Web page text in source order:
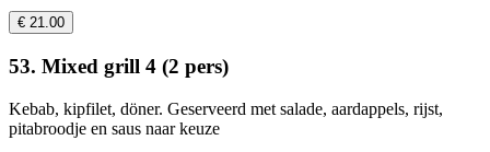
€ 21.00
53. Mixed grill 4 (2 pers)
Kebab, kipfilet, döner. Geserveerd met salade, aardappels, rijst,
pitabroodje en saus naar keuze